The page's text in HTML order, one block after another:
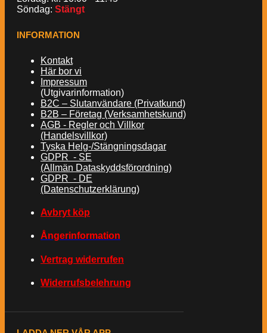
Söndag: Stängt
INFORMATION
Kontakt
Här bor vi
Impressum
(Utgivarinformation)
B2C – Slutanvändare (Privatkund)
B2B – Företag (Verksamhetskund)
AGB - Regler och Villkor
(Handelsvillkor)
Tyska Helg-/Stängningsdagar
GDPR - SE
(Allmän Dataskyddsförordning)
GDPR - DE
(Datenschutzerklärung)
Avbryt köp
Ångerinformation
Vertrag widerrufen
Widerrufsbelehrung